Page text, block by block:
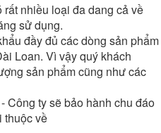
nhiều loại đa dang cả về
sử dụng.
đầy đủ các dòng sản phẩm
Loan. Vì vậy quý khách
sản phẩm cũng như các
Công ty sẽ bảo hành chu đáo
thuộc về